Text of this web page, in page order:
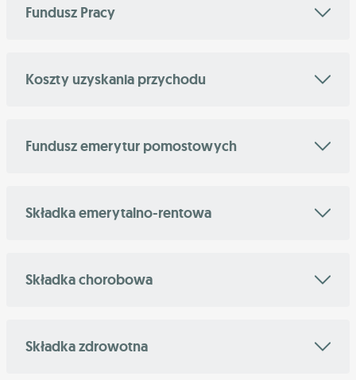
Fundusz Pracy
Koszty uzyskania przychodu
Fundusz emerytur pomostowych
Składka emerytalno-rentowa
Składka chorobowa
Składka zdrowotna